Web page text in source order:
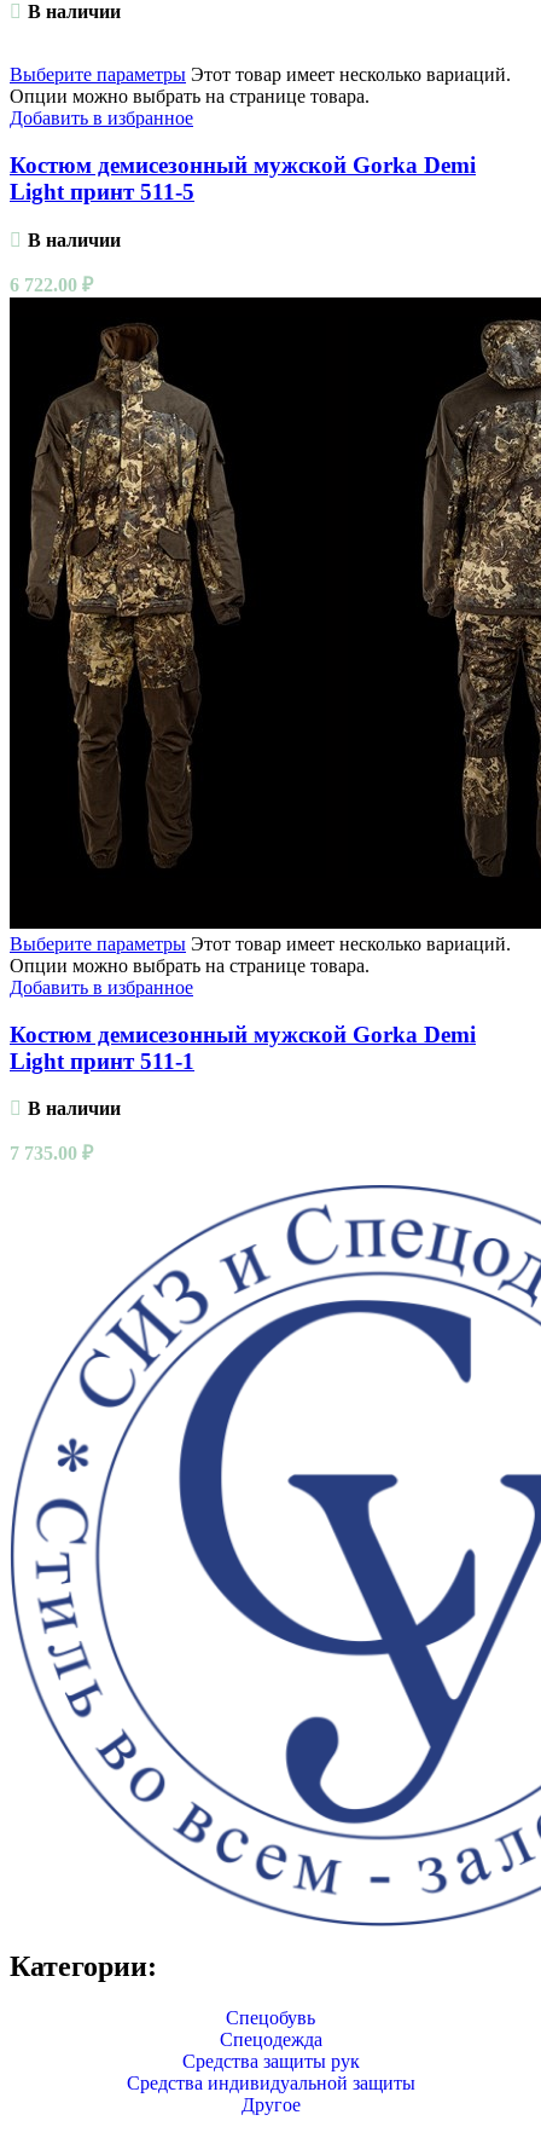
В наличии
Выберите параметры Этот товар имеет несколько вариаций.
Опции можно выбрать на странице товара.
Добавить в избранное
Костюм демисезонный мужской Gorka Demi
Light принт 511-5
В наличии
6 722.00 ₽
Выберите параметры Этот товар имеет несколько вариаций.
Опции можно выбрать на странице товара.
Добавить в избранное
Костюм демисезонный мужской Gorka Demi
Light принт 511-1
В наличии
7 735.00 ₽
Категории:
Спецобувь
Спецодежда
Средства защиты рук
Средства индивидуальной защиты
Другое